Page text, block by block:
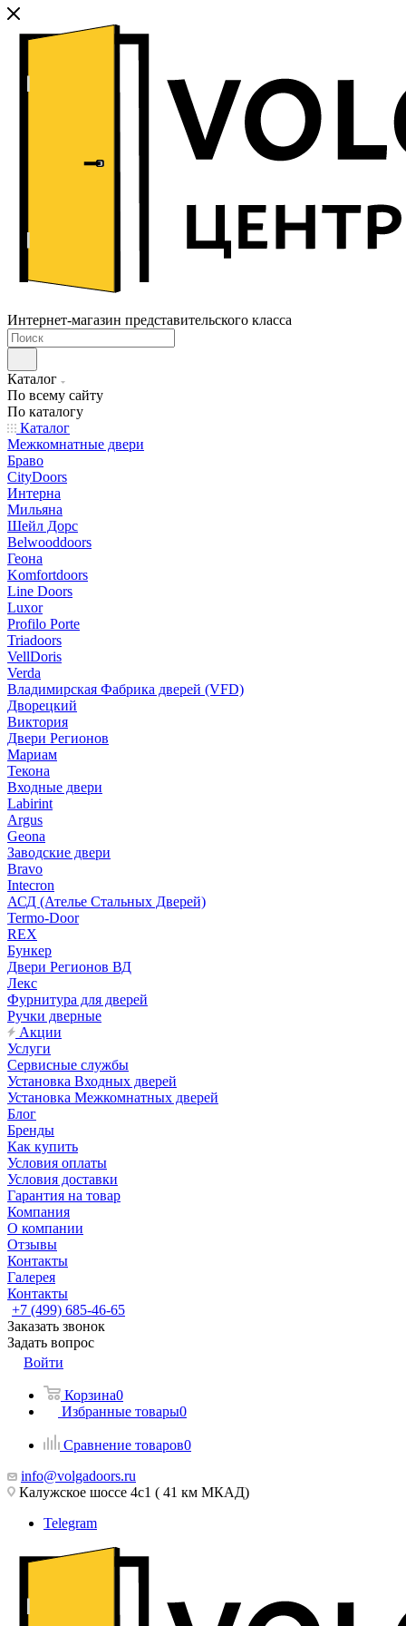
Интернет-магазин представительского класса
Каталог
По всему сайту
По каталогу
Каталог
Межкомнатные двери
Браво
CityDoors
Интерна
Мильяна
Шейл Дорс
Belwooddoors
Геона
Komfortdoors
Line Doors
Luxor
Profilo Porte
Triadoors
VellDoris
Verda
Владимирская Фабрика дверей (VFD)
Дворецкий
Виктория
Двери Регионов
Мариам
Текона
Входные двери
Labirint
Argus
Geona
Заводские двери
Bravo
Intecron
АСД (Ателье Стальных Дверей)
Termo-Door
REX
Бункер
Двери Регионов ВД
Лекс
Фурнитура для дверей
Ручки дверные
Акции
Услуги
Сервисные службы
Установка Входных дверей
Установка Межкомнатных дверей
Блог
Бренды
Как купить
Условия оплаты
Условия доставки
Гарантия на товар
Компания
О компании
Отзывы
Контакты
Галерея
Контакты
+7 (499) 685-46-65
Заказать звонок
Задать вопрос
Войти
Корзина0
Избранные товары0
Сравнение товаров0
info@volgadoors.ru
Калужское шоссе 4с1 ( 41 км МКАД)
Telegram